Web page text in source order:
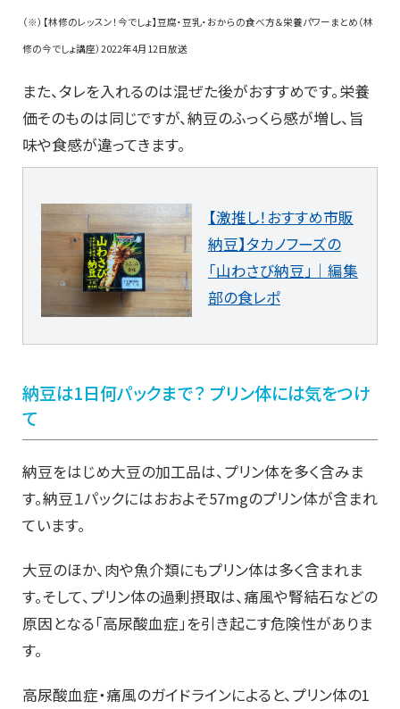
（※）【林修のレッスン！今でしょ】豆腐・豆乳・おからの食べ方＆栄養パワーまとめ（林
修の今でしょ講座）2022年4月12日放送
また、タレを入れるのは混ぜた後がおすすめです。栄養
価そのものは同じですが、納豆のふっくら感が増し、旨
味や食感が違ってきます。
【激推し！おすすめ市販
納豆】タカノフーズの
「山わさび納豆」｜編集
部の食レポ
納豆は1日何パックまで？ プリン体には気をつけ
て
納豆をはじめ大豆の加工品は、プリン体を多く含みま
す。納豆１パックにはおおよそ57mgのプリン体が含まれ
ています。
大豆のほか、肉や魚介類にもプリン体は多く含まれま
す。そして、プリン体の過剰摂取は、痛風や腎結石などの
原因となる「高尿酸血症」を引き起こす危険性がありま
す。
高尿酸血症・痛風のガイドラインによると、プリン体の1